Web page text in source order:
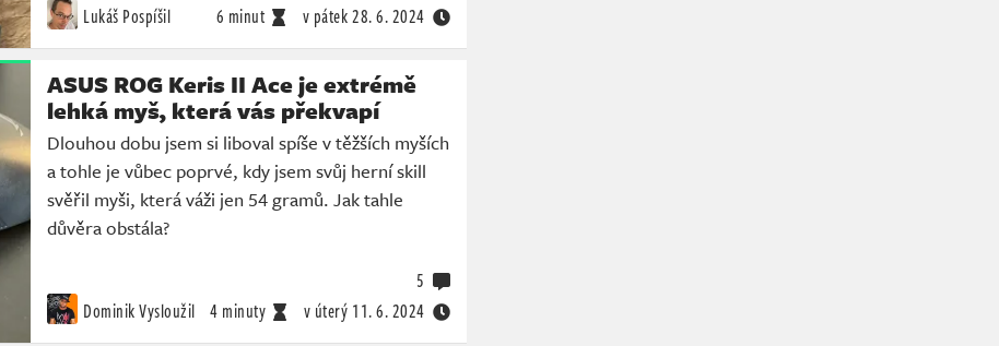
Lukáš Pospíšil 6 minut v pátek28. 6. 2024
ASUS ROG Keris II Ace je extrémě
lehká myš, která vás překvapí
Dlouhou dobu jsem si liboval spíše v těžších myších
a tohle je vůbec poprvé, kdy jsem svůj herní skill
svěřil myši, která váži jen 54 gramů. Jak tahle
důvěra obstála?
Dominik Vysloužil 4 minuty v úterý 11. 6. 2024
5